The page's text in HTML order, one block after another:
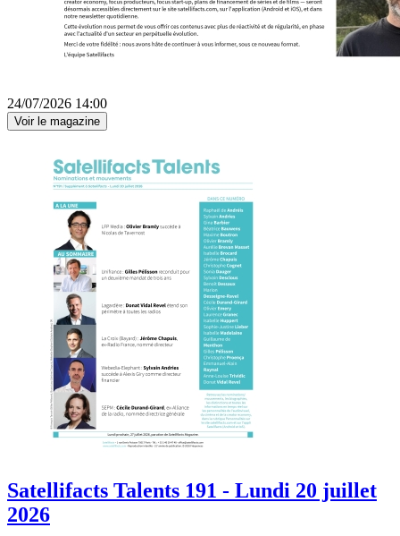
24/07/2026 14:00
Voir le magazine
Satellifacts Talents 191 - Lundi 20 juillet
2026